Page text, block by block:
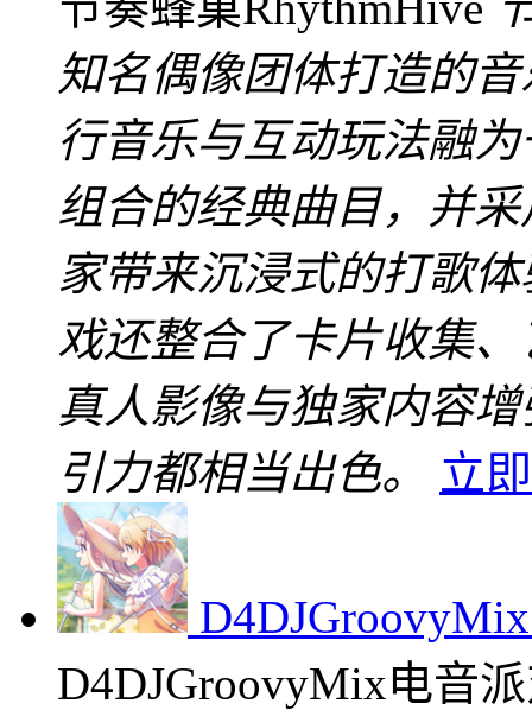
知名偶像团体打造的
行音乐与互动玩法融
组合的经典曲目，并
家带来沉浸式的打歌
戏还整合了卡片收集
真人影像与独家内容
引力都相当出色。
立
D4DJGroovyMix电音